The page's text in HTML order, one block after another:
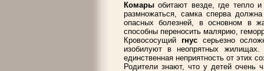
Комарыобитают везде, где тепло
размножаться, самка сперва
опасных болезней, в основном в
способны переносить малярию,
Кровососущий гнус серьезно
изобилуют в неопрятных
единственная неприятность от этих
Родители знают, что у детей очень